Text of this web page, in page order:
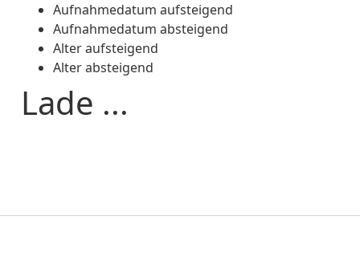
Aufnahmedatum aufsteigend
Aufnahmedatum absteigend
Alter aufsteigend
Alter absteigend
Lade ...